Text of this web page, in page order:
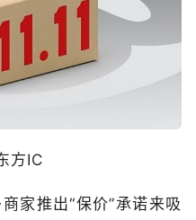
方IC
家推出“保价”承诺来吸